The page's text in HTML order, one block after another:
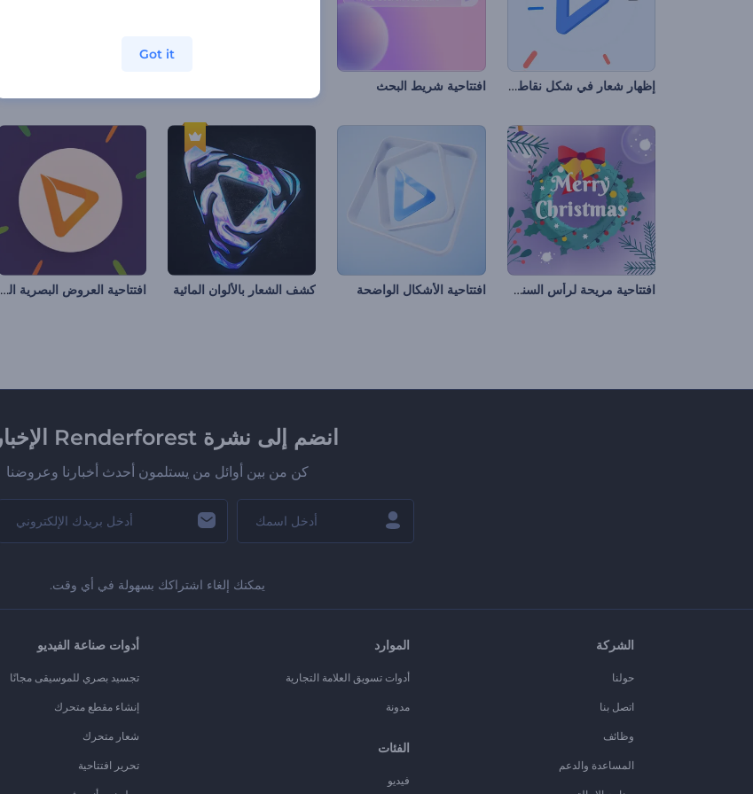
إظهار شعار في شكل نقاط متحركة افتتاحية شريط البحث
افتتاحية مريحة لرأس السنة الجديدة افتتاحية الأشكال الواضحة كشف الشعار بالألوان المائية افتتاحية العروض البصرية الحيوية
انضم إلى نشرة Renderforest الإخبارية
كن من بين أوائل من يستلمون أحدث أخبارنا وعروضنا
يمكنك إلغاء اشتراكك بسهولة في أي وقت.
الشركة
حولنا
اتصل بنا
وظائف
المساعدة والدعم
الموارد
أدوات تسويق العلامة التجارية
مدونة
الفئات
فيديو
أدوات صناعة الفيديو
تجسيد بصري للموسيقى مجانًا
إنشاء مقطع متحرك
شعار متحرك
تحرير افتتاحية
Got it